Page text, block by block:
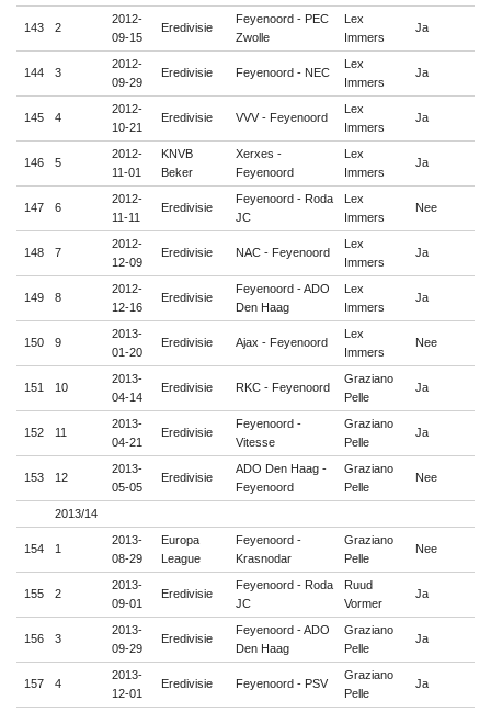
143 2
2012-
09-15
Eredivisie
Feyenoord - PEC
Zwolle
Lex
Immers
Ja
144 3
2012-
09-29
Eredivisie Feyenoord - NEC
Lex
Immers
Ja
145 4
2012-
10-21
Eredivisie VVV - Feyenoord
Lex
Immers
Ja
146 5
2012-
11-01
KNVB
Beker
Xerxes -
Feyenoord
Lex
Immers
Ja
147 6
2012-
11-11
Eredivisie
Feyenoord - Roda
JC
Lex
Immers
Nee
148 7
2012-
12-09
Eredivisie NAC - Feyenoord
Lex
Immers
Ja
149 8
2012-
12-16
Eredivisie
Feyenoord - ADO
Den Haag
Lex
Immers
Ja
150 9
2013-
01-20
Eredivisie Ajax - Feyenoord
Lex
Immers
Nee
151 10
2013-
04-14
Eredivisie RKC - Feyenoord
Graziano
Pelle
Ja
152 11
2013-
04-21
Eredivisie
Feyenoord -
Vitesse
Graziano
Pelle
Ja
153 12
2013-
05-05
Eredivisie
ADO Den Haag -
Feyenoord
Graziano
Pelle
Nee
2013/14
154 1
2013-
08-29
Europa
League
Feyenoord -
Krasnodar
Graziano
Pelle
Nee
155 2
2013-
09-01
Eredivisie
Feyenoord - Roda
JC
Ruud
Vormer
Ja
156 3
2013-
09-29
Eredivisie
Feyenoord - ADO
Den Haag
Graziano
Pelle
Ja
157 4
2013-
12-01
Eredivisie Feyenoord - PSV
Graziano
Pelle
Ja